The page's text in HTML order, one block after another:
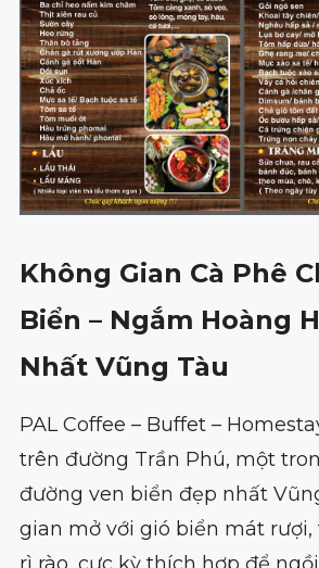
Không Gian Cà Phê
Biển – Ngắm Hoàng
Nhất Vũng Tàu
PAL Coffee – Buffet –
trên đường Trần Phú, một
đường ven biển đẹp nhất
gian mở với gió biển mát rượi,